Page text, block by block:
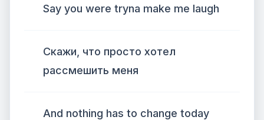
Say you were tryna make me laugh
Скажи, что просто хотел
рассмешить меня
And nothing has to change today